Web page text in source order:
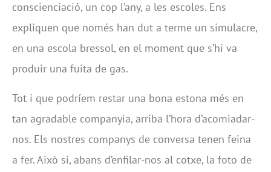
conscienciació, un cop l’any, a les escoles. Ens
expliquen que només han dut a terme un simulacre,
en una escola bressol, en el moment que s’hi va
produir una fuita de gas.
Tot i que podríem restar una bona estona més en
tan agradable companyia, arriba l’hora d’acomiadar-
nos. Els nostres companys de conversa tenen feina
a fer. Això si, abans d’enfilar-nos al cotxe, la foto de